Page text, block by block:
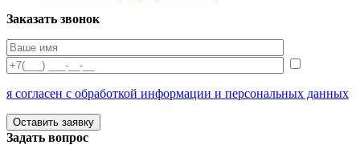
Заказать звонок
я согласен с обработкой информации и персональных данных
Задать вопрос